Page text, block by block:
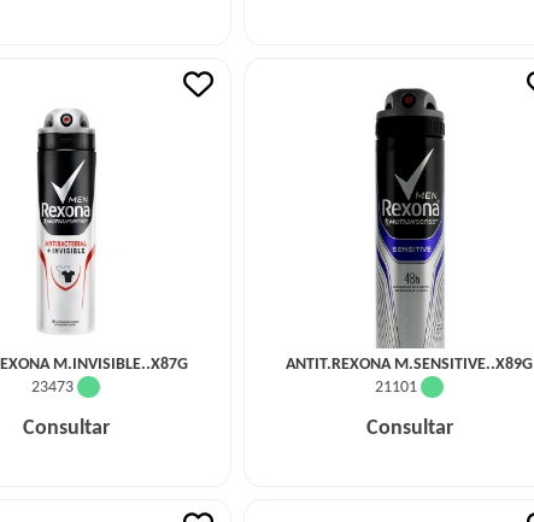
M.INVISIBLE..X87G
23473
Consultar
ANTIT.REXONA M.SENSITIVE..X89G
21101
Consultar